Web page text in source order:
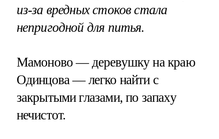
из-за вредных стоков стала
непригодной для питья.
Мамоново — деревушку на краю
Одинцова — легко найти с
закрытыми глазами, по запаху
нечистот.